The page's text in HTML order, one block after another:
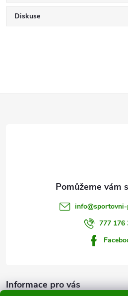
Diskuse
info@sportovni-
777 176
Informace pro vás